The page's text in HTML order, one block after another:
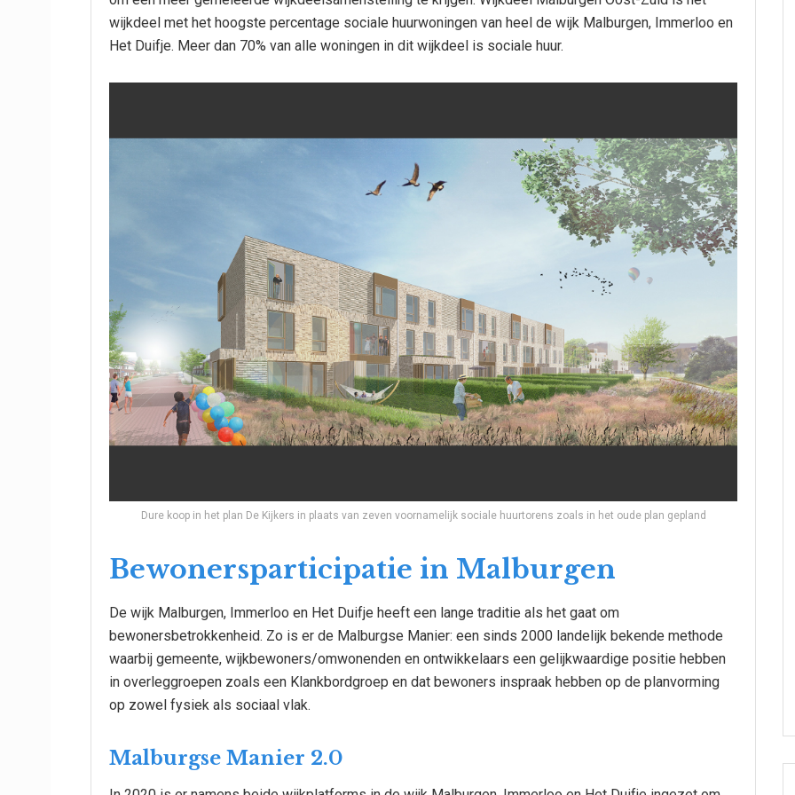
wijkdeel met het hoogste percentage sociale huurwoningen van heel de wijk Malburgen, Immerloo en
Het Duifje. Meer dan 70% van alle woningen in dit wijkdeel is sociale huur.
Dure koop in het plan De Kijkers in plaats van zeven voornamelijk sociale huurtorens zoals in het oude plan gepland
Bewonersparticipatie in Malburgen
De wijk Malburgen, Immerloo en Het Duifje heeft een lange traditie als het gaat om
bewonersbetrokkenheid. Zo is er de Malburgse Manier: een sinds 2000 landelijk bekende methode
waarbij gemeente, wijkbewoners/omwonenden en ontwikkelaars een gelijkwaardige positie hebben
in overleggroepen zoals een Klankbordgroep en dat bewoners inspraak hebben op de planvorming
op zowel fysiek als sociaal vlak.
Malburgse Manier 2.0